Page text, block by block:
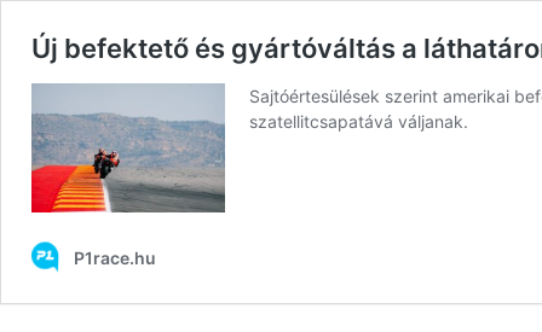
Új befektető és gyártóváltás a
Sajtóértesülések szerint amerikai
szatellitcsapatává váljanak.
P1race.hu